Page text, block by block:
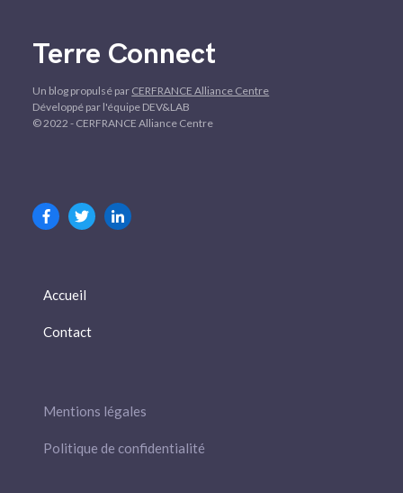
Terre Connect
Un blog propulsé par CERFRANCE Alliance Centre
Développé par l'équipe DEV&LAB
© 2022 - CERFRANCE Alliance Centre
Accueil
Contact
Mentions légales
Politique de confidentialité